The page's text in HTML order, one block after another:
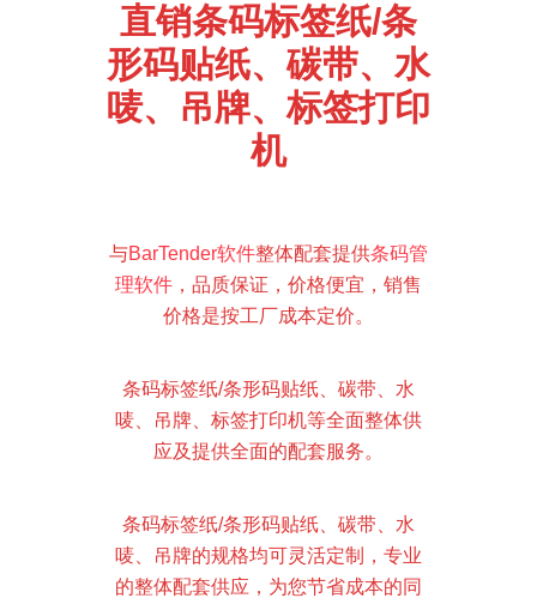
直销条码标签纸/条
形码贴纸、碳带、水
唛、吊牌、标签打印
机
与BarTender软件整体配套提供条码管
理软件 ，品质保证，价格便宜，销售
价格是按工厂成本定价。
条码标签纸/条形码贴纸、碳带、水
唛、吊牌、标签打印机等全面整体供
应及提供全面的配套服务。
条码标签纸/条形码贴纸、碳带、水
唛、吊牌的规格均可灵活定制，专业
的整体配套供应，为您节省成本的同